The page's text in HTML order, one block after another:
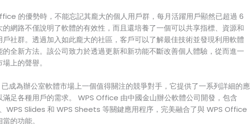
的優勢時，不能忘記其龐大的個人用戶群，每月活躍用戶顯然已超過 6
的網路不僅說明了軟體的有效性，而且還培養了一個可以共享指標、資源和
戶社群。透過加入如此龐大的社區，客戶可以了解最佳技術並發現利用軟體
的全新方法。該公司致力於透過更新和新功能不斷改善個人體驗，從而進一
上的聲譽。
成為辦公室軟體市場上一個值得關注的競爭對手，它提供了一系列詳細的應
滿足各種用戶的需求。 WPS Office 由中國金山辦公軟體公司開發，包含
WPS Slides 和 WPS Sheets 等關鍵應用程序，完美融合了與 WPS Office
的功能。